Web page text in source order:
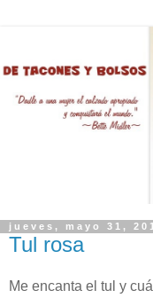
jueves, mayo 31,
Tul rosa
Me encanta el tul y